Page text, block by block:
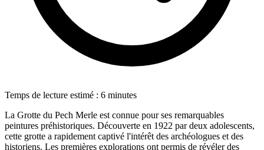
Temps de lecture estimé : 6 minutes
La Grotte du Pech Merle est connue pour ses remarquables
peintures préhistoriques. Découverte en 1922 par deux adolescents,
cette grotte a rapidement captivé l'intérêt des archéologues et des
historiens. Les premières explorations ont permis de révéler des